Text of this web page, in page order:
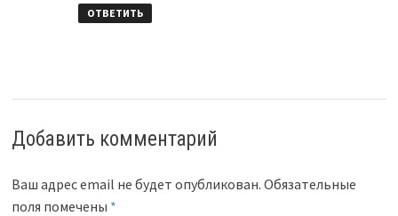
ОТВЕТИТЬ
Добавить комментарий
Ваш адрес email не будет опубликован. Обязательные
поля помечены *